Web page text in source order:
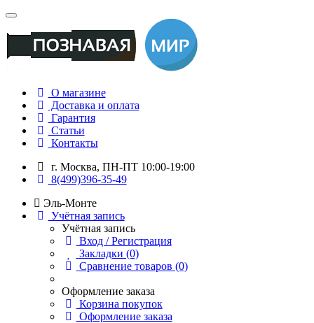
О магазине
Доставка и оплата
Гарантия
Статьи
Контакты
г. Москва, ПН-ПТ 10:00-19:00
8(499)396-35-49
Эль-Монте
Учётная запись
Учётная запись
Вход / Регистрация
Закладки (0)
Сравнение товаров (0)
Оформление заказа
Корзина покупок
Оформление заказа